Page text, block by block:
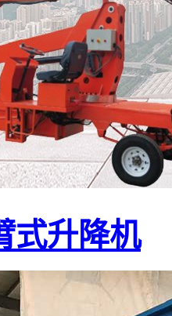
式升降机